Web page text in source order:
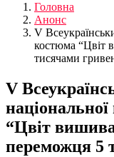
Головна
Анонс
V
костюма “Цвіт
тисячами
V
“Цвіт
переможця 5